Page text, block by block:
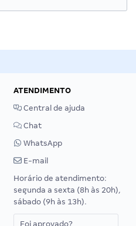
ATENDIMENTO
Central de ajuda
Chat
WhatsApp
E-mail
Horário de atendimento:
segunda a sexta (8h às 20h),
sábado (9h às 13h).
Foi aprovado?